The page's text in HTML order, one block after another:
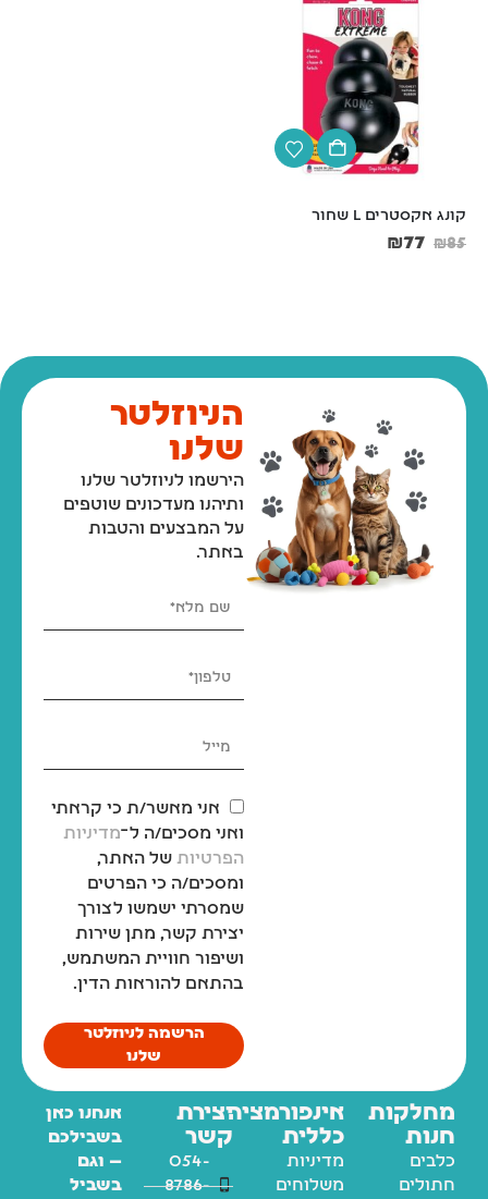
קונג אקסטרים L שחור
₪85
₪77
הניוזלטר
שלנו
הירשמו לניוזלטר שלנו
ותיהנו מעדכונים שוטפים
על המבצעים והטבות
באתר.
אני מאשר/ת כי קראתי
ואני מסכים/ה ל־מדיניות
הפרטיות של האתר,
ומסכים/ה כי הפרטים
שמסרתי ישמשו לצורך
יצירת קשר, מתן שירות
ושיפור חוויית המשתמש,
בהתאם להוראות הדין.
הרשמה לניוזלטר
שלנו
מחלקות
חנות
כלבים
חתולים
אינפורמציה
כללית
מדיניות
משלוחים
יצירת
קשר
054-
8786-
אנחנו כאן
בשבילכם
— וגם
בשביל